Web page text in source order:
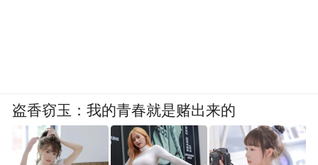
盗香窃玉：我的青春就是赌出来的